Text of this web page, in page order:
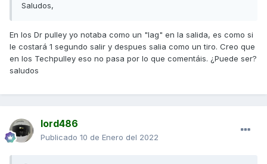
Saludos,
En los Dr pulley yo notaba como un "lag" en la salida, es como si
le costará 1 segundo salir y despues salia como un tiro. Creo que
en los Techpulley eso no pasa por lo que comentáis. ¿Puede ser?
saludos
lord486
Publicado 10 de Enero del 2022